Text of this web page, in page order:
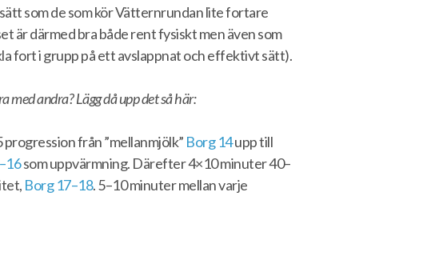
som de som kör Vätternrundan lite fortare
är därmed bra både rent fysiskt men även som
fort i grupp på ett avslappnat och effektivt sätt).
med andra? Lägg då upp det så här:
från ”mellanmjölk” Borg 14upp till
som uppvärmning. Därefter 4×10 minuter 40–
Borg 17–18. 5–10 minuter mellan varje